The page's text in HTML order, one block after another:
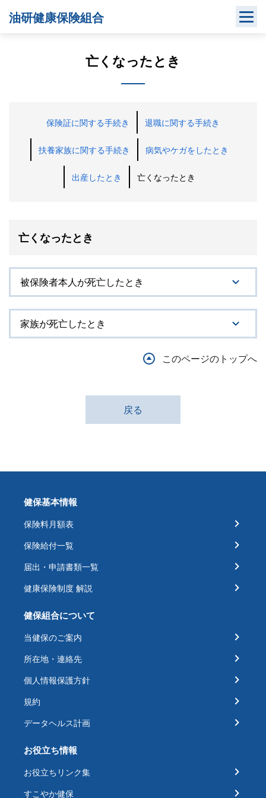
油研健康保険組合
亡くなったとき
保険証に関する手続き 退職に関する手続き
扶養家族に関する手続き 病気やケガをしたとき
出産したとき 亡くなったとき
亡くなったとき
被保険者本人が死亡したとき
家族が死亡したとき
このページのトップへ
戻る
健保基本情報
保険料月額表
保険給付一覧
届出・申請書類一覧
健康保険制度 解説
健保組合について
当健保のご案内
所在地・連絡先
個人情報保護方針
規約
データヘルス計画
お役立ち情報
お役立ちリンク集
すこやか健保